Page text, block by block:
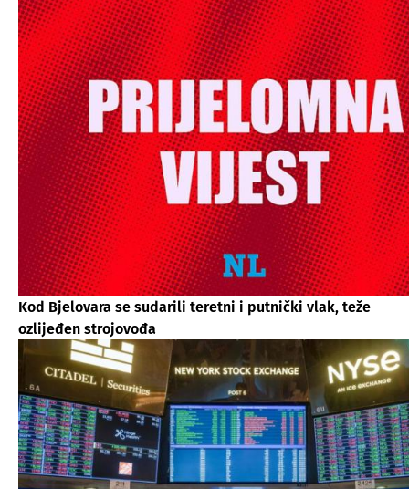
Kod Bjelovara se sudarili teretni i putnički vlak, teže
ozlijeđen strojovođa